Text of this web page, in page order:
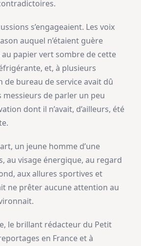
s’engageaient. Les voix
auquel n’étaient guère
papier vert sombre de cette
et, à plusieurs
de bureau de service avait dû
de parler un peu
dont il n’avait, d’ailleurs, été
un jeune homme d’une
au visage énergique, au regard
aux allures sportives et
ne prêter aucune attention au
le brillant rédacteur du Petit
en France et à